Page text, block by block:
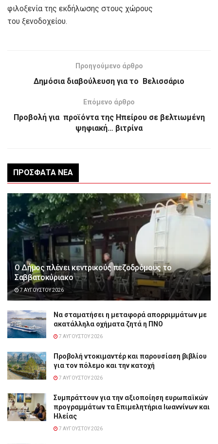
φιλοξενία της εκδήλωσης στoυς χώρους
του ξενοδοχείου.
Προηγούμενο άρθρο
Δημόσια διαβούλευση για το Βελισσάριο
Επόμενο άρθρο
Προβολή για προϊόντα της Ηπείρου σε βελτιωμένη
ψηφιακή… βιτρίνα
ΠΡΌΣΦΑΤΑ ΝΈΑ
Ο Δήμος πλένει κεντρικούς πεζοδρόμους το
Σαββατοκύριακο
7 ΑΥΓΟΎΣΤΟΥ 2026
Να σταματήσει η μεταφορά απορριμμάτων με
ακατάλληλα οχήματα ζητά η ΠΝΟ
7 ΑΥΓΟΎΣΤΟΥ 2026
Προβολή ντοκιμαντέρ και παρουσίαση βιβλίου
για τον πόλεμο και την κατοχή
7 ΑΥΓΟΎΣΤΟΥ 2026
Συμπράττουν για την αξιοποίηση ευρωπαϊκών
προγραμμάτων τα Επιμελητήρια Ιωαννίνων και
Ηλείας
7 ΑΥΓΟΎΣΤΟΥ 2026